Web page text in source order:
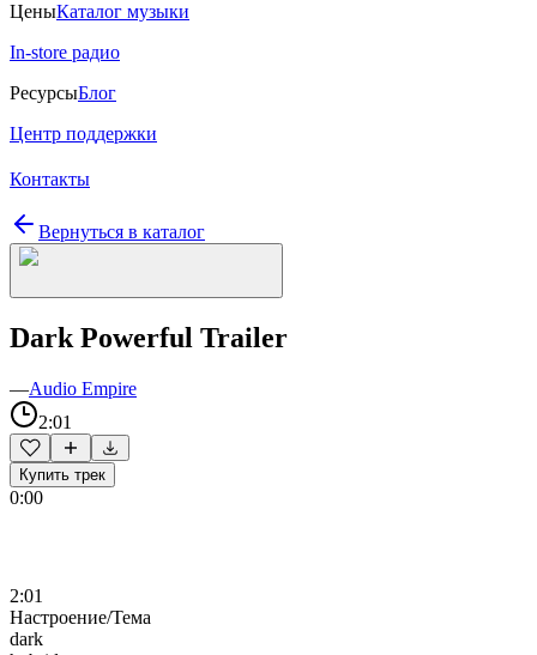
ЦеныКаталог музыки
In-store радио
РесурсыБлог
Центр поддержки
Контакты
Вернуться в каталог
Dark Powerful Trailer
—Audio Empire
2:01
Купить трек
0:00
2:01
Настроение/Тема
dark